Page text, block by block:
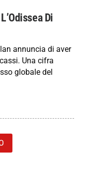
Di
annuncia di aver
Una cifra
globale del